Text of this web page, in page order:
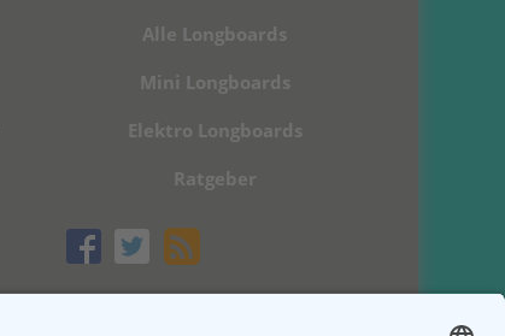
Alle Longboards
Mini Longboards
Elektro Longboards
Ratgeber